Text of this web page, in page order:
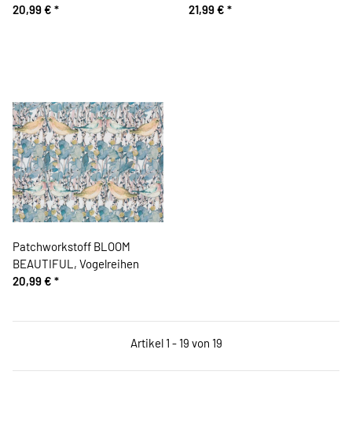
helles schilfgrün
20,99 € *
schilfgrün-taubenblau
21,99 € *
Patchworkstoff BLOOM
BEAUTIFUL, Vogelreihen
20,99 € *
Artikel 1 - 19 von 19